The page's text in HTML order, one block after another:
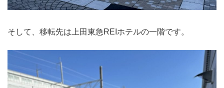
そして、移転先は上田東急REIホテルの一階です。